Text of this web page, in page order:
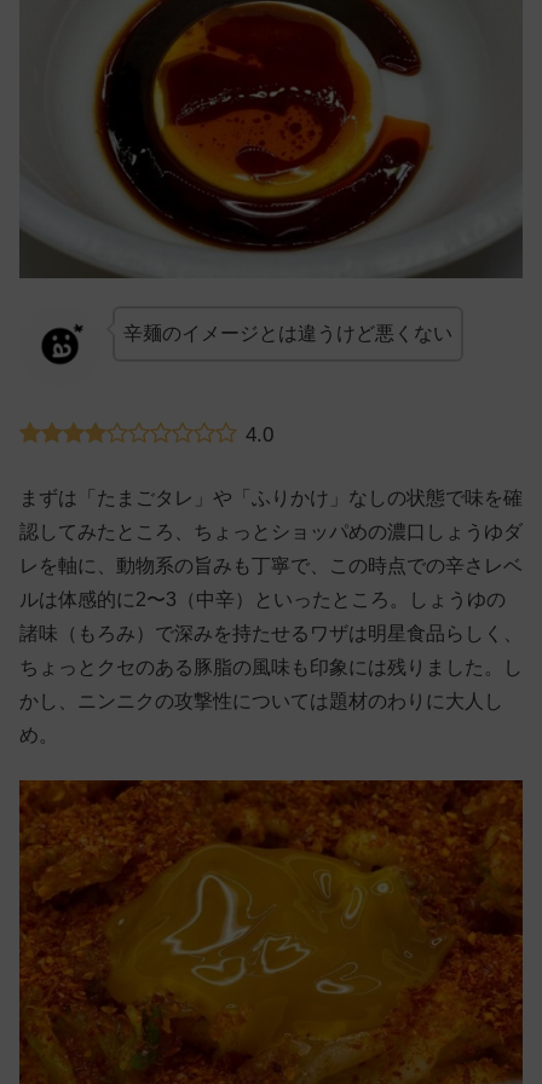
辛麺のイメージとは違うけど悪くない
4.0
まずは「たまごタレ」や「ふりかけ」なしの状態で味を確
認してみたところ、ちょっとショッパめの濃口しょうゆダ
レを軸に、動物系の旨みも丁寧で、この時点での辛さレベ
ルは体感的に2〜3（中辛）といったところ。しょうゆの
諸味（もろみ）で深みを持たせるワザは明星食品らしく、
ちょっとクセのある豚脂の風味も印象には残りました。し
かし、ニンニクの攻撃性については題材のわりに大人し
め。